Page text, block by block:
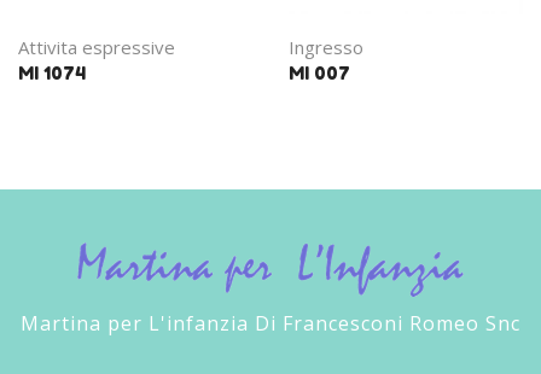
Attivita espressive
MI 1074
Ingresso
MI 007
Martina per L'infanzia Di Francesconi Romeo Snc